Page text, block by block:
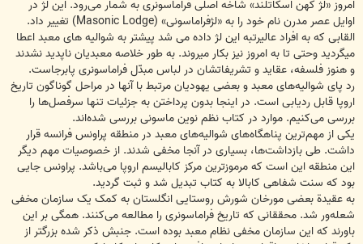
امروز «لژ کهن اسکاتلند» شاخه اصلی فراماسونری به شمار می‌رود. این لژ در
اوایل عصر مدرن نام خود را به «لژفراماسونی» (Masonic Lodge) تغییر داد.
القابی که به افراد عالیرتبه این لژ داده می شد پیشتر به شوالیه های معبد اعطا
میگردید وحتی تا به امروز نیز بکار میروند. به طور خلاصه معبدیان ناپدید نشدند
و هنوز فلسفه، عقاید و تشریفاتشان در لباس مبدّل فراماسونری پابرجاست.
رد پای شوالیه‌های معبد و بعضی یهودیان مرتبط با آنها در مراحل گوناگون تاریخ
اروپا قابل ردیابی است. در اینجا بدون پرداختن به جزئیات تنها سرفصل‌ها را
بررسی می‌کنیم. موارد در کتاب نظم نوین ماسونی بررسی شده‌اند.
یکی از مهم‌ترین پناهگاه‌های شوالیه‌های معبد در منطقه پراونس فرانسه قرار
داشت. طی بازداشت‌ها، بسیاری در آنجا مخفی شدند. از خصوصیات مهم دیگر
این منطقه این است که مرموزترین مرکز کابالیسم اروپا می‌باشد. پراونس جایی
بود که سنت شفاهی کابالا به کتاب تبدیل شد و ثبت گردید.
به عقیدة بعضی مورخان شورش روستایی انگلستان به کمک یک سازمان مخفی
شعله‌ور شد. محققانی که تاریخ فراماسونری را مطالعه می‌کنند. همگی بر این
باورند که این سازمان مخفی نظام معبد بوده است. جنبش ذکر شده بزرگتر از